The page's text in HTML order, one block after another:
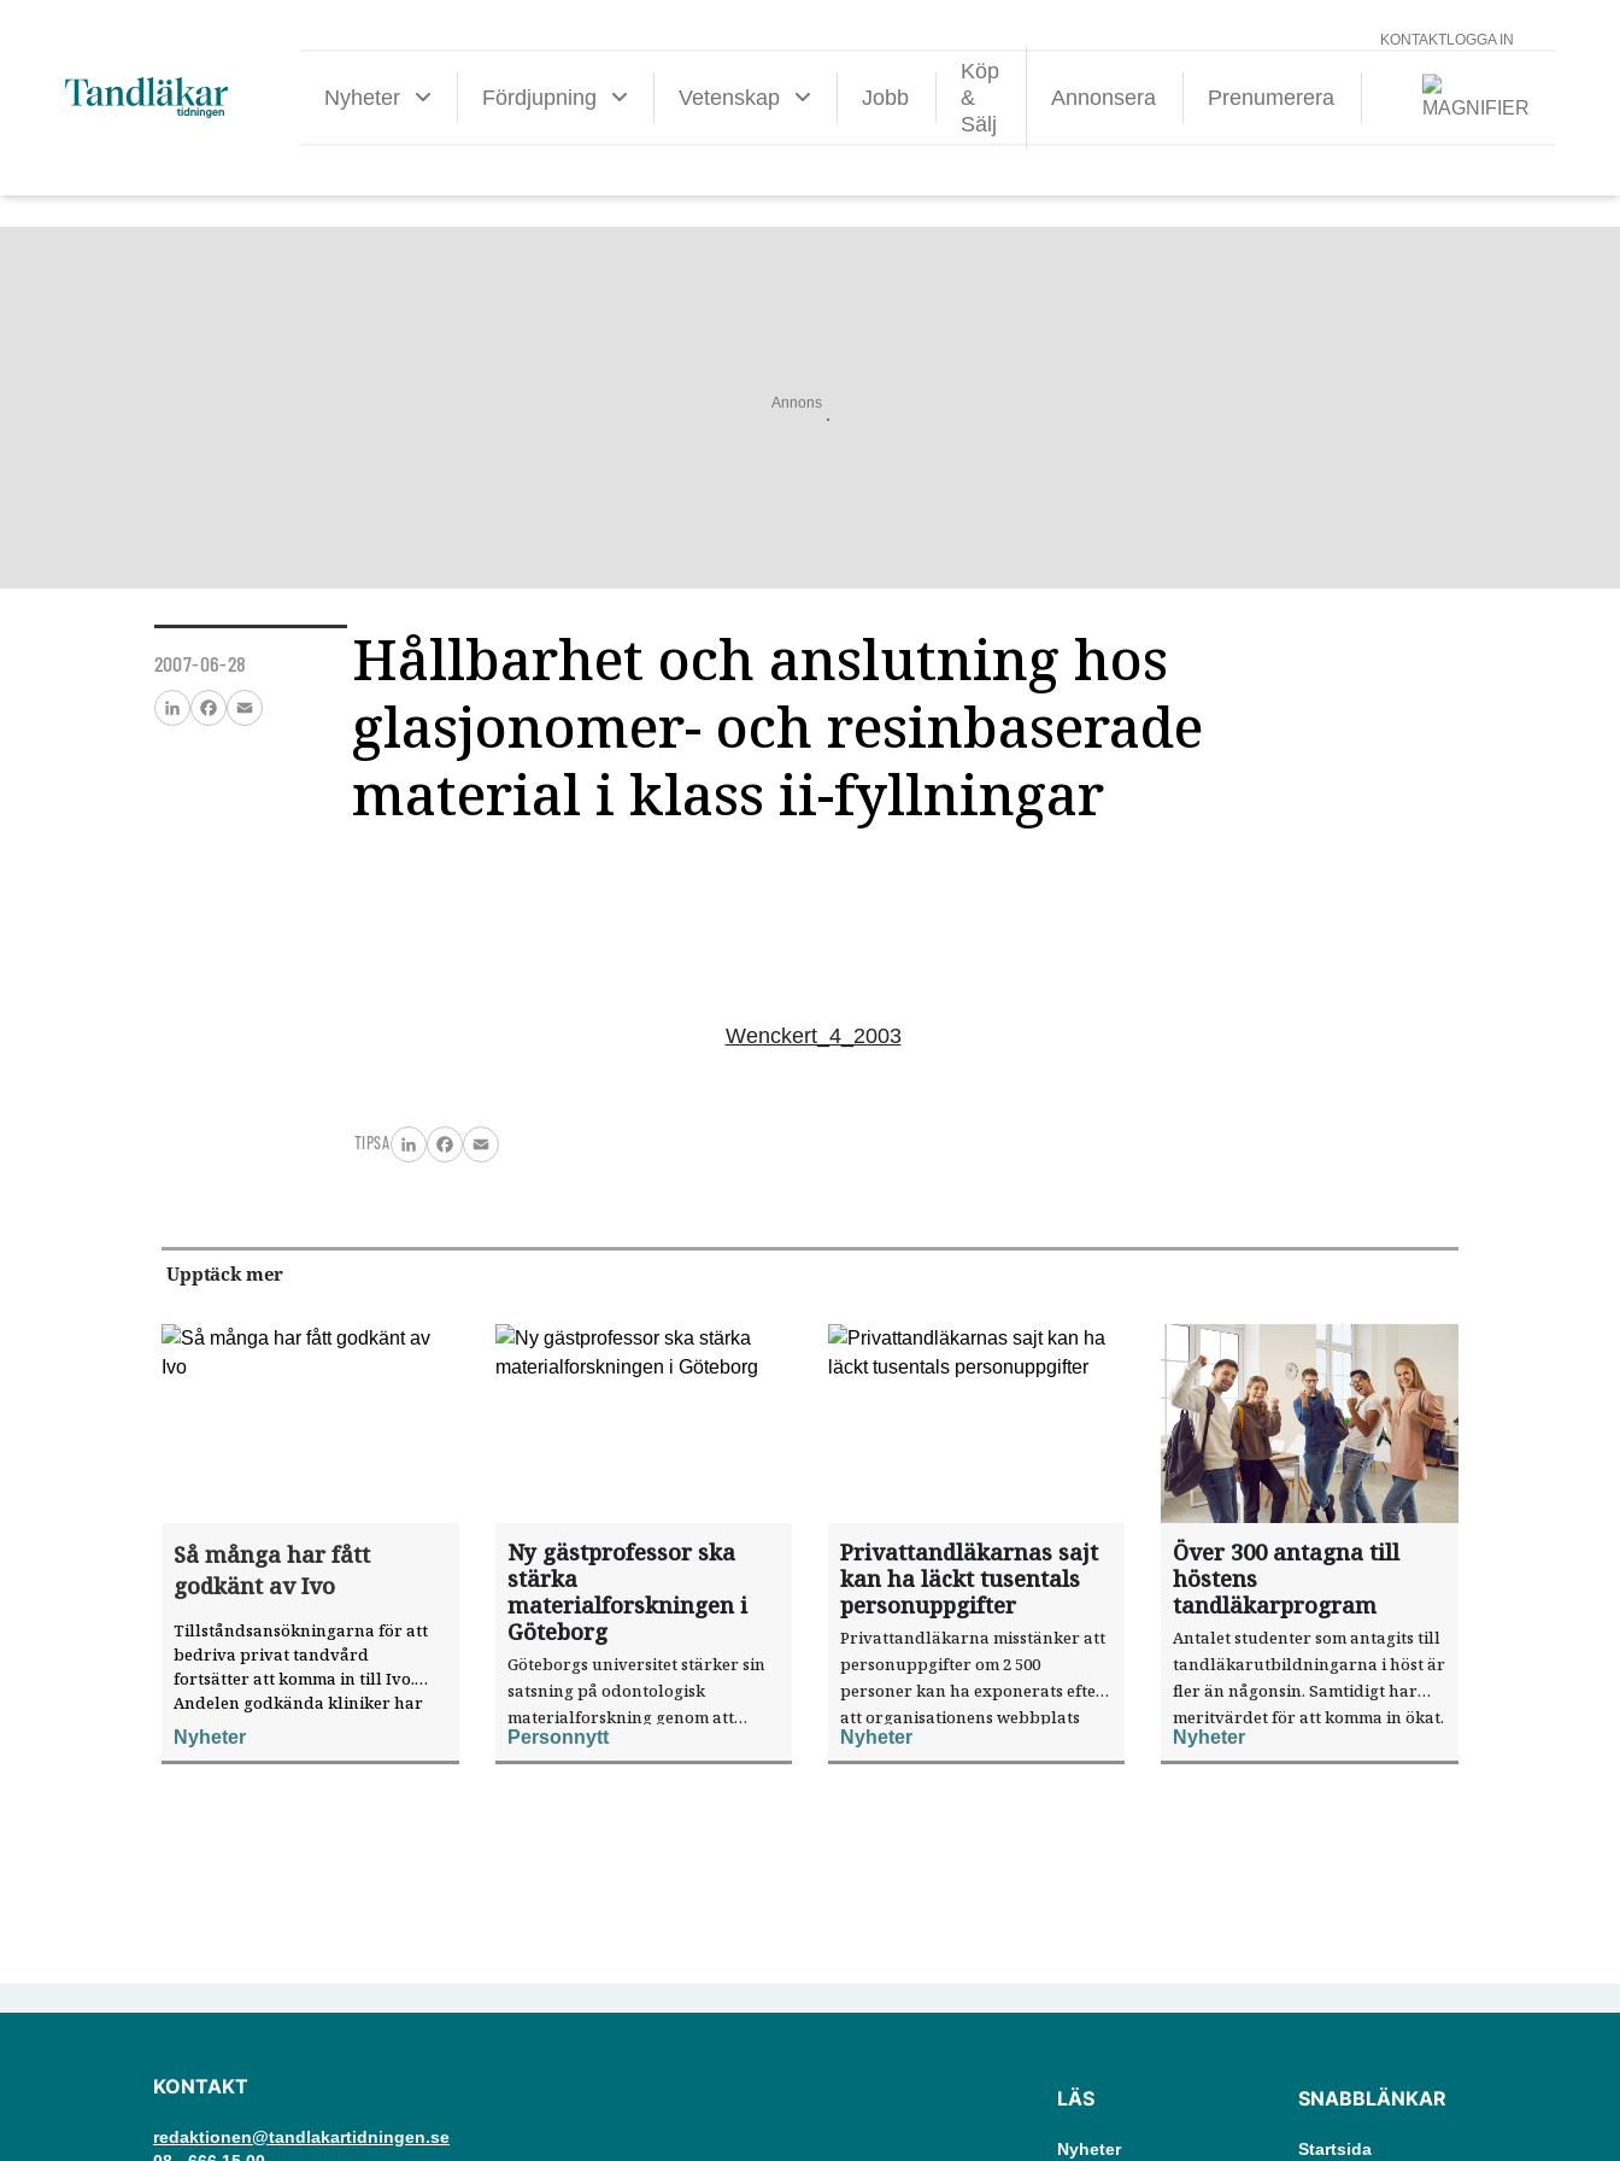
KONTAKTLOGGA IN
Nyheter Fördjupning Vetenskap Jobb
Köp
&
Sälj
Annonsera Prenumerera
Annons
2007-06-28
LinkedInFacebook
Email
Hållbarhet och anslutning hos
glasjonomer- och resinbaserade
material i klass ii-fyllningar
Wenckert_4_2003
TIPSA
LinkedInFacebook
Email
Upptäck mer
Så många har fått
godkänt av Ivo
Tillståndsansökningarna för att
bedriva privat tandvård
fortsätter att komma in till Ivo.
Andelen godkända kliniker har
ökat, visar nya siffror.
Nyheter
Ny gästprofessor ska
stärka
materialforskningen i
Göteborg
Göteborgs universitet stärker sin
satsning på odontologisk
materialforskning genom att
knyta forskaren Pekka Vallittu till
verksamheten som gästprofessor.
Personnytt
Privattandläkarnas sajt
kan ha läckt tusentals
personuppgifter
Privattandläkarna misstänker att
personuppgifter om 2 500
personer kan ha exponerats efter
att organisationens webbplats
utnyttjats genom en sårbarhet i ett
publiceringsverktyg.
Nyheter
Över 300 antagna till
höstens
tandläkarprogram
Antalet studenter som antagits till
tandläkarutbildningarna i höst är
fler än någonsin. Samtidigt har
meritvärdet för att komma in ökat.
Nyheter
KONTAKT
redaktionen@tandlakartidningen.se
LÄS
Nyheter
SNABBLÄNKAR
Startsida